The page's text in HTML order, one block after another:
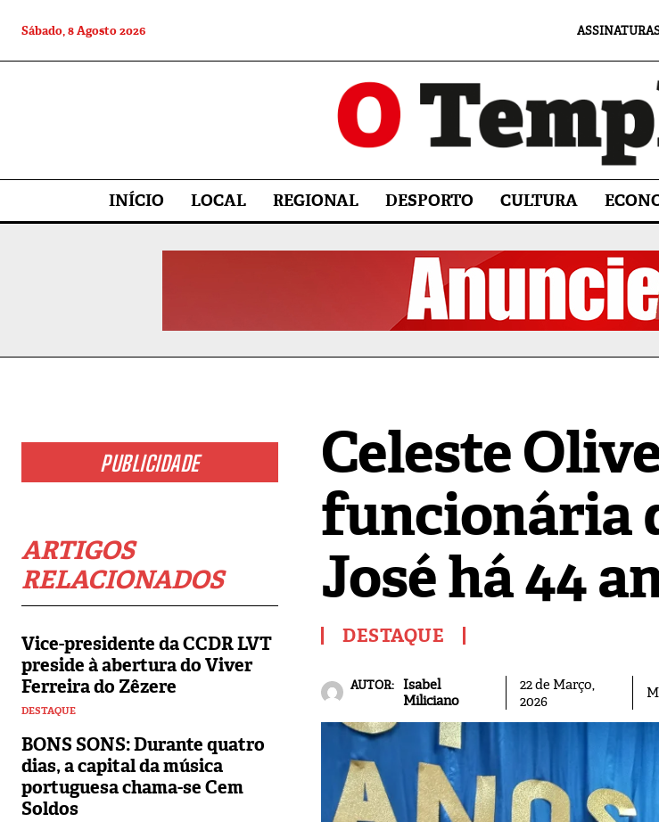
Sábado, 8 Agosto 2026
INÍCIO LOCAL REGIONAL DESPORTO CULTURA
PUBLICIDADE
ARTIGOS
RELACIONADOS
Vice-presidente da CCDR LVT
preside à abertura do Viver
Ferreira do Zêzere
DESTAQUE
BONS SONS: Durante quatro
dias, a capital da música
portuguesa chama-se Cem
Soldos
Celeste
funcionária
José há 44
DESTAQUE
AUTOR: Isabel
Miliciano
22 de Março,
2026